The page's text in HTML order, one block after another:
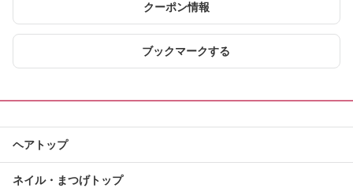
クーポン情報
ブックマークする
ヘアトップ
ネイル・まつげトップ